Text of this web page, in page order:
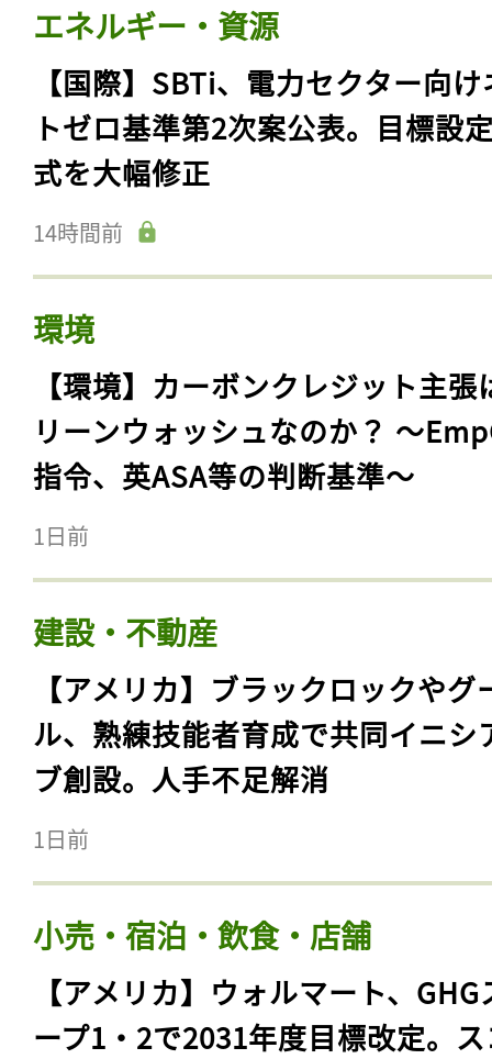
エネルギー・資源
【国際】SBTi、電力セクター向
トゼロ基準第2次案公表。目標設
式を大幅修正
14時間前
環境
【環境】カーボンクレジット主張
リーンウォッシュなのか？ 〜
指令、英ASA等の判断基準〜
1日前
建設・不動産
【アメリカ】ブラックロックやグ
ル、熟練技能者育成で共同イニシ
ブ創設。人手不足解消
1日前
小売・宿泊・飲食・店舗
【アメリカ】ウォルマート、GHG
ープ1・2で2031年度目標改定。